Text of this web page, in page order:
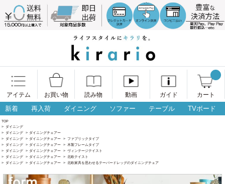
アイテム お買い物 読み物 動画 ガイド カート
新着 再入荷 ダイニング ソファー テーブル TVボード
TOP
> ダイニング
> ダイニング > ダイニングチェアー
> ダイニング > ダイニングチェアー > ファブリックタイプ
> ダイニング > ダイニングチェアー > 木製フレームタイプ
> ダイニング > ダイニングチェアー > ヴィンテージテイスト
> ダイニング > ダイニングチェアー > 北欧テイスト
> ダイニング > ダイニングチェアー > 北欧家具を思わせるテーパードレッグのダイニングチェア